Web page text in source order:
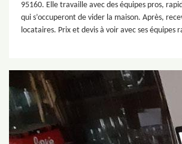
95160. Elle travaille avec des équipes pros,
qui s’occuperont de vider la maison. Après,
locataires. Prix et devis à voir avec ses équipes